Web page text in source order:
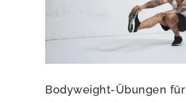
Bodyweight-Übungen für